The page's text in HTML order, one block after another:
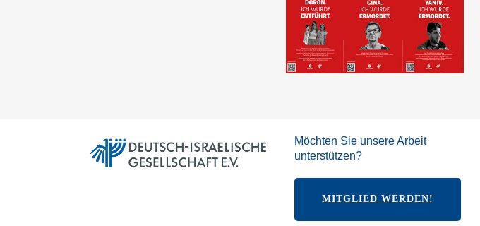
Möchten Sie unsere Arbeit
unterstützen?
MITGLIED WERDEN!